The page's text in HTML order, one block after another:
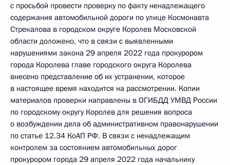
с просьбой провести проверку по факту ненадлежащего
содержания автомобильной дороги по улице Космонавта
Стрекалова в городском округе Королев Московской
области доложено, что в связи с выявленными
нарушениями закона 29 апреля 2022 года прокурором
города Королева главе городского округа Королева
внесено представление об их устранении, которое
в настоящее время находится на рассмотрении. Копии
материалов проверки направлены в ОГИБДД УМВД России
по городскому округу Королев для решения вопроса
о возбуждении дела об административном правонарушении
по статье 12.34 КоАП РФ. В связи с ненадлежащим
контролем за состоянием автомобильных дорог
прокурором города 29 апреля 2022 года начальнику